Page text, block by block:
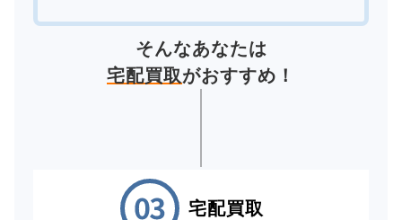
そんなあなたは
宅配買取がおすすめ！
宅配買取